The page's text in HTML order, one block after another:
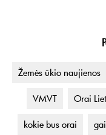
Žemės ūkio naujienos
VMVT Orai
kokie bus orai